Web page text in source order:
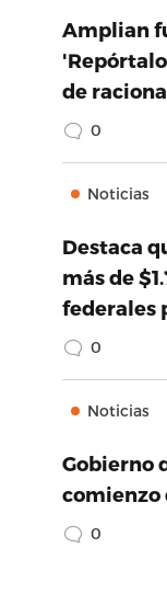
Amplian
de
0
Noticias
Destaca
más de
federales
0
Noticias
Gobierno
comienzo
0